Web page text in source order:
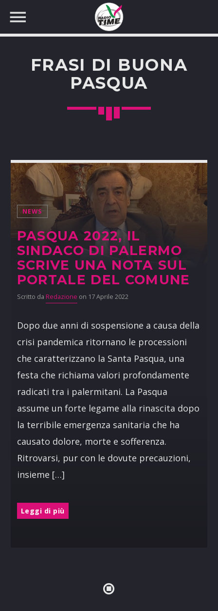
CERCA NEL SITO WEB:
FRASI DI BUONA
PASQUA
NEWS
PASQUA 2022, IL
SINDACO DI PALERMO
SCRIVE UNA NOTA SUL
PORTALE DEL COMUNE
Scritto da Redazione on 17 Aprile 2022
Dopo due anni di sospensione a causa della
crisi pandemica ritornano le processioni
che caratterizzano la Santa Pasqua, una
festa che richiama valori profondamente
radicati tra i palermitani. La Pasqua
assume un forte legame alla rinascita dopo
la terribile emergenza sanitaria che ha
causato dolore, morte e sofferenza.
Ritrovarsi, pur con le dovute precauzioni,
insieme […]
Leggi di più